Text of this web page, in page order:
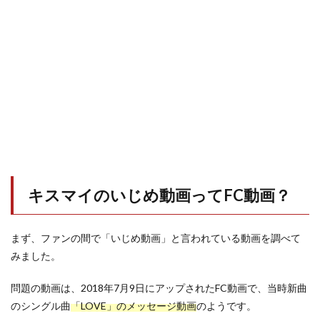
キスマイのいじめ動画ってFC動画？
まず、ファンの間で「いじめ動画」と言われている動画を調べて
みました。
問題の動画は、2018年7月9日にアップされたFC動画で、当時新曲
のシングル曲「LOVE」のメッセージ動画のようです。